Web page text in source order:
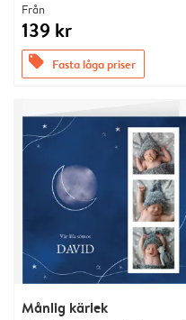
Från
139 kr
offers Fasta låga priser
Månlig kärlek